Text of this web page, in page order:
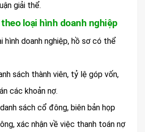
giải thể.
loại hình doanh nghiệp
hình doanh nghiệp, hồ sơ có thể
sách thành viên, tỷ lệ góp vốn,
các khoản nợ.
sách cổ đông, biên bản họp
xác nhận về việc thanh toán nợ